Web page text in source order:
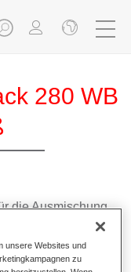
280 WB
die Ausmischung
hochwertigen
basiert auf einer
für Uni- und
unsere Websites und
zu